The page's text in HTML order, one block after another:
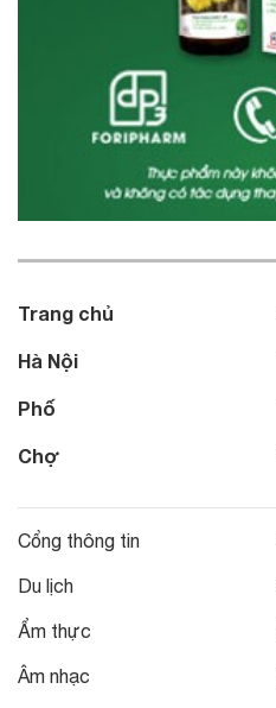
Trang chủ
Hà Nội
Phố
Chợ
Cổng thông tin
Du lịch
Ẩm thực
Âm nhạc